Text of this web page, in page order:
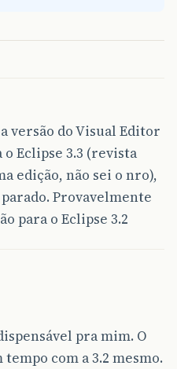
versão do Visual Editor
Eclipse 3.3 (revista
edição, não sei o nro),
Provavelmente
para o Eclipse 3.2
pra mim. O
com a 3.2 mesmo.